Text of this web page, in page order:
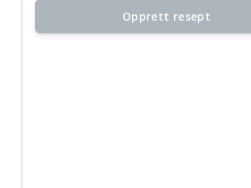
Opprett resept